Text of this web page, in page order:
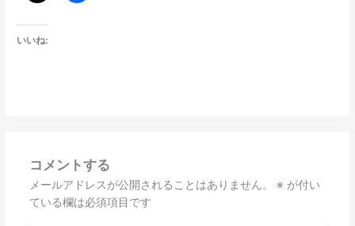
いいね:
コメントする
メールアドレスが公開されることはありません。 ※ が付い
ている欄は必須項目です